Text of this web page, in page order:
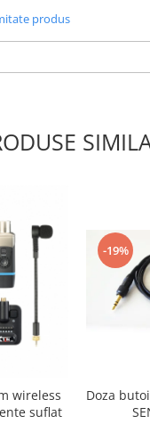
produs
wireless
suflat
-19%
Doza